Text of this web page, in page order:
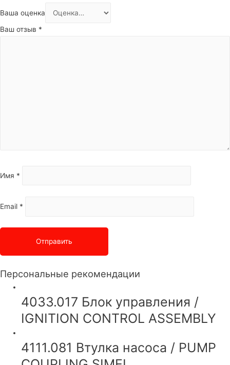
Ваша оценка
Ваш отзыв *
Имя *
Email *
Персональные рекомендации
4033.017 Блок управления /
IGNITION CONTROL ASSEMBLY
4111.081 Втулка насоса / PUMP